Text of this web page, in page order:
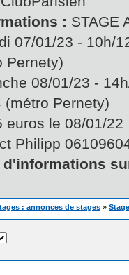
: STAGE
07/01/23 - 10h/
Pernety)
08/01/23 -
(métro Pernety)
euros le 08/01/22
Philipp
d'informations
: annonces de stages »